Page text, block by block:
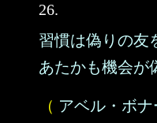
26.
習慣は偽りの友
あたかも機会が
（ アベル・ボナ